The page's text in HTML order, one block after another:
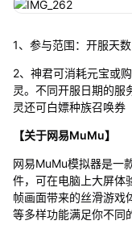
1、参与范围：开服天
2、神君可消耗元宝或
灵。不同开服日期的服
灵还可白嫖种族召唤券
【关于网易MuMu】
网易MuMu模拟器是一
件，可在电脑上大屏体
帧画面带来的丝滑游戏
等多样功能满足你不同